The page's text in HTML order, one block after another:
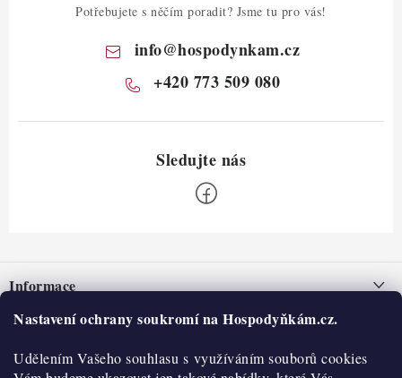
Nastavení ochrany soukromí na Hospodyňkám.cz.
Udělením Vašeho souhlasu s využíváním souborů cookies
Potřebujete s něčím poradit? Jsme tu pro vás!
info@hospodynkam.cz
+420 773 509 080
pInformace
Nepřevzetí zásilky na dobírku
Obchodní podmínky
O nás
Historie